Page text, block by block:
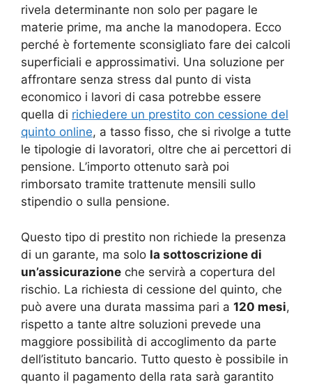
rivela determinante non solo per pagare le
materie prime, ma anche la manodopera. Ecco
perché è fortemente sconsigliato fare dei calcoli
superficiali e approssimativi. Una soluzione per
affrontare senza stress dal punto di vista
economico i lavori di casa potrebbe essere
quella di richiedere un prestito con cessione del
quinto online, a tasso fisso, che si rivolge a tutte
le tipologie di lavoratori, oltre che ai percettori di
pensione. L’importo ottenuto sarà poi
rimborsato tramite trattenute mensili sullo
stipendio o sulla pensione.
Questo tipo di prestito non richiede la presenza
di un garante, ma solo la sottoscrizione di
un’assicurazione che servirà a copertura del
rischio. La richiesta di cessione del quinto, che
può avere una durata massima pari a 120 mesi,
rispetto a tante altre soluzioni prevede una
maggiore possibilità di accoglimento da parte
dell’istituto bancario. Tutto questo è possibile in
quanto il pagamento della rata sarà garantito